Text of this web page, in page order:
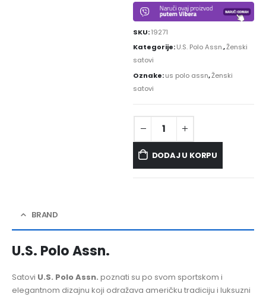
SKU:19271
Kategorije:U.S. Polo Assn.,Ženski
satovi
Oznake:us polo assn,Ženski
satovi
DODAJ U KORPU
BRAND
U.S. Polo Assn.
Satovi U.S. Polo Assn. poznati su po svom sportskom i
elegantnom dizajnu koji odražava američku tradiciju i luksuzni